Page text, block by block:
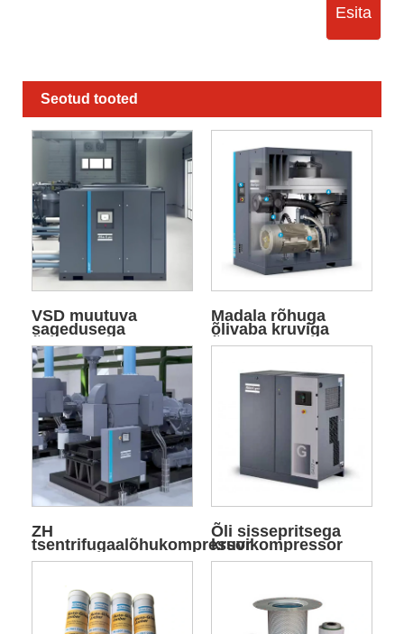
Esita
Seotud tooted
VSD muutuva
sagedusega
õhukompressor
Madala rõhuga
õlivaba kruviga
õhukompressor
ZH
tsentrifugaalõhukompressor
Õli sissepritsega
kruvikompressor